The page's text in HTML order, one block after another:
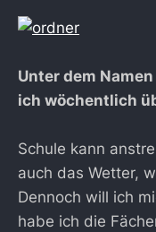
Unter dem Namen
ich wöchentlich
Schule kann
auch das Wetter,
Dennoch will ich
habe ich die